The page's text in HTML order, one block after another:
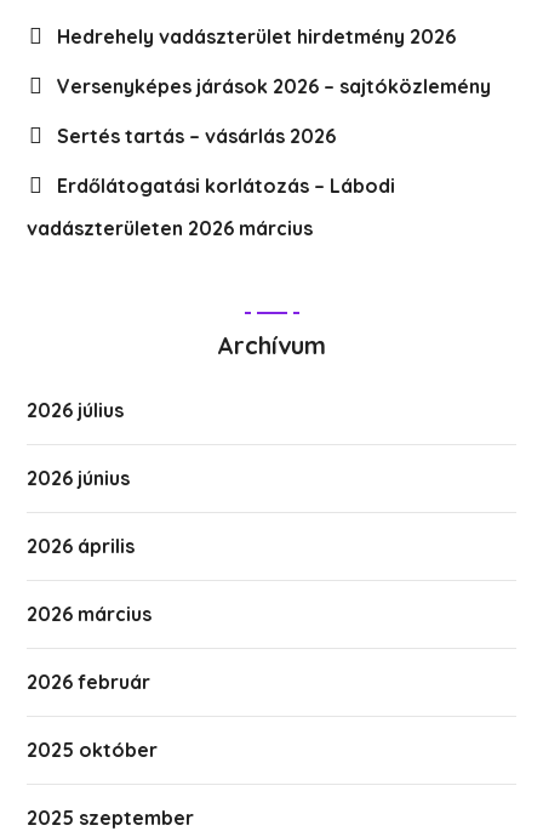
Hedrehely vadászterület hirdetmény 2026
Versenyképes járások 2026 – sajtóközlemény
Sertés tartás – vásárlás 2026
Erdőlátogatási korlátozás – Lábodi
vadászterületen 2026 március
Archívum
2026 július
2026 június
2026 április
2026 március
2026 február
2025 október
2025 szeptember